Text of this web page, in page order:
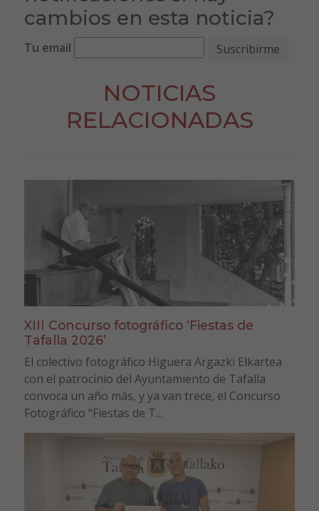
cambios en esta noticia?
Tu email
NOTICIAS
RELACIONADAS
XIII Concurso fotográfico ‘Fiestas de
Tafalla 2026’
El colectivo fotográfico Higuera Argazki Elkartea
con el patrocinio del Ayuntamiento de Tafalla
convoca un año más, y ya van trece, el Concurso
Fotográfico “Fiestas de T...